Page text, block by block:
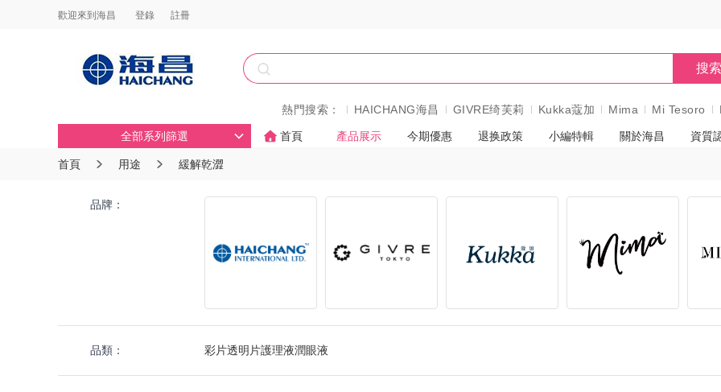
歡迎來到海昌 登錄 註冊
搜索
熱門搜索： HAICHANG海昌 GIVRE绮芙莉 Kukka蔻加 Mima Mi Tesoro
全部系列篩選 首頁 產品展示 今期優惠 退换政策 小編特輯 關於海昌 資質
首頁 用途 緩解乾澀
品牌：
品類： 彩片透明片護理液潤眼液